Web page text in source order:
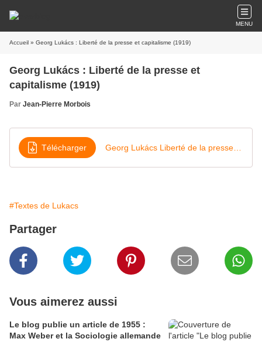
MENU
Accueil » Georg Lukács : Liberté de la presse et capitalisme (1919)
Georg Lukács : Liberté de la presse et
capitalisme (1919)
Par Jean-Pierre Morbois
Télécharger
#Textes de Lukacs
Partager
Vous aimerez aussi
Le blog publie un article de 1955 :
Max Weber et la Sociologie allemande